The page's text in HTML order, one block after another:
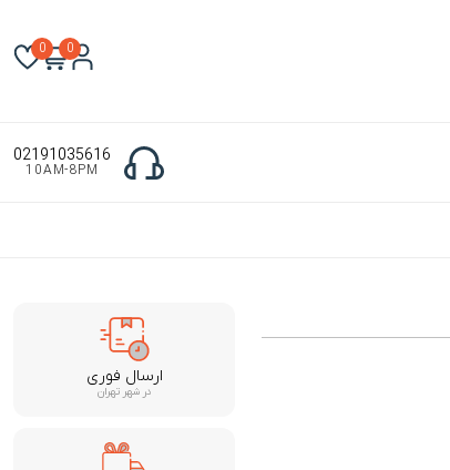
0
0
02191035616
10AM-8PM
ارسال فوری
در شهر تهران